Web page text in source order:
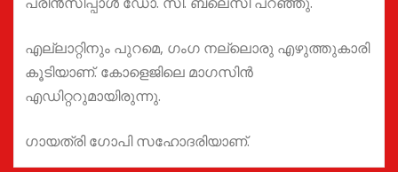
എല്ലാറ്റിനും പുറമെ, ഗംഗ നല്ലൊരു എഴുത്തുകാരി
കൂടിയാണ്. കോളെജിലെ മാഗസിൻ
എഡിറ്ററുമായിരുന്നു.
ഗായത്രി ഗോപി സഹോദരിയാണ്.